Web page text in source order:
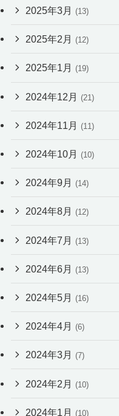
2025年3月 (13)
2025年2月 (12)
2025年1月 (19)
2024年12月 (21)
2024年11月 (11)
2024年10月 (10)
2024年9月 (14)
2024年8月 (12)
2024年7月 (13)
2024年6月 (13)
2024年5月 (16)
2024年4月 (6)
2024年3月 (7)
2024年2月 (10)
2024年1月 (10)